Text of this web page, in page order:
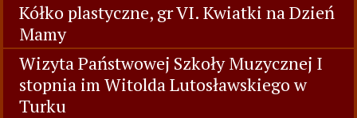
Kółko plastyczne, gr VI. Kwiatki na Dzień
Mamy
Wizyta Państwowej Szkoły Muzycznej I
stopnia im Witolda Lutosławskiego w
Turku